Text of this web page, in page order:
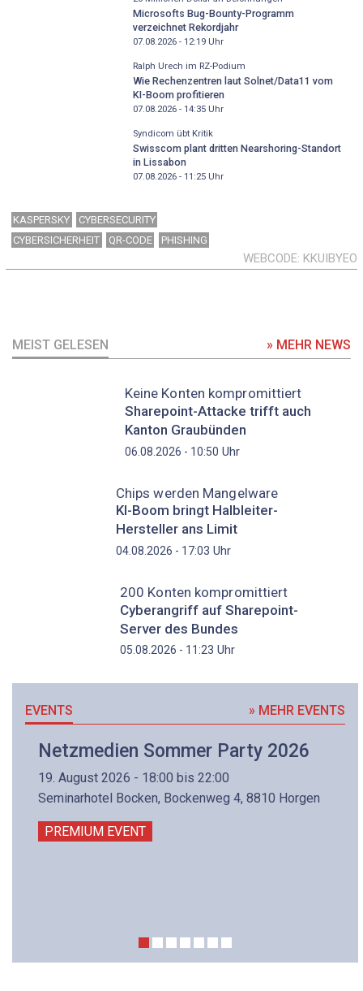
Microsofts Bug-Bounty-Programm
verzeichnet Rekordjahr
07.08.2026 - 12:19Uhr
Ralph Urech im RZ-Podium
Wie Rechenzentren laut Solnet/Data11 vom
KI-Boom profitieren
07.08.2026 - 14:35Uhr
Syndicom übt Kritik
Swisscom plant dritten Nearshoring-Standort
in Lissabon
07.08.2026 - 11:25Uhr
KASPERSKY
CYBERSECURITY
CYBERSICHERHEIT
QR-CODE PHISHING
WEBCODE KKUIBYEO
MEIST GELESEN » MEHR NEWS
Keine Konten kompromittiert
Sharepoint-Attacke trifft auch
Kanton Graubünden
06.08.2026 - 10:50 Uhr
Chips werden Mangelware
KI-Boom bringt Halbleiter-
Hersteller ans Limit
04.08.2026 - 17:03 Uhr
200 Konten kompromittiert
Cyberangriff auf Sharepoint-
Server des Bundes
05.08.2026 - 11:23 Uhr
EVENTS » MEHR EVENTS
Netzmedien Sommer Party 2026
19. August 2026 - 18:00 bis 22:00
Seminarhotel Bocken, Bockenweg 4, 8810 Horgen
PREMIUM EVENT